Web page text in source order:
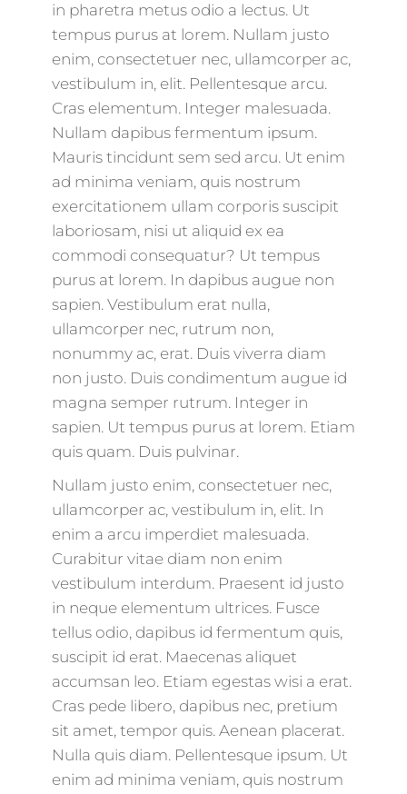
in pharetra metus odio a lectus. Ut
tempus purus at lorem. Nullam justo
enim, consectetuer nec, ullamcorper ac,
vestibulum in, elit. Pellentesque arcu.
Cras elementum. Integer malesuada.
Nullam dapibus fermentum ipsum.
Mauris tincidunt sem sed arcu. Ut enim
ad minima veniam, quis nostrum
exercitationem ullam corporis suscipit
laboriosam, nisi ut aliquid ex ea
commodi consequatur? Ut tempus
purus at lorem. In dapibus augue non
sapien. Vestibulum erat nulla,
ullamcorper nec, rutrum non,
nonummy ac, erat. Duis viverra diam
non justo. Duis condimentum augue id
magna semper rutrum. Integer in
sapien. Ut tempus purus at lorem. Etiam
quis quam. Duis pulvinar.
Nullam justo enim, consectetuer nec,
ullamcorper ac, vestibulum in, elit. In
enim a arcu imperdiet malesuada.
Curabitur vitae diam non enim
vestibulum interdum. Praesent id justo
in neque elementum ultrices. Fusce
tellus odio, dapibus id fermentum quis,
suscipit id erat. Maecenas aliquet
accumsan leo. Etiam egestas wisi a erat.
Cras pede libero, dapibus nec, pretium
sit amet, tempor quis. Aenean placerat.
Nulla quis diam. Pellentesque ipsum. Ut
enim ad minima veniam, quis nostrum